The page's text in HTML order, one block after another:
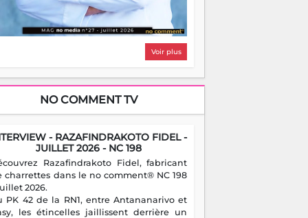
que n'importe quel manuel. À
la barque avance. Il faut juste
que tout le monde rame dans le
Voir plus
NO COMMENT TV
- RAZAFINDRAKOTO FIDEL -
JUILLET 2026 - NC 198
Razafindrakoto Fidel, fabricant
charrettes dans le no comment® NC 198
2026.
PK 42 de la RN1, entre Antananarivo et
les étincelles jaillissent derrière un